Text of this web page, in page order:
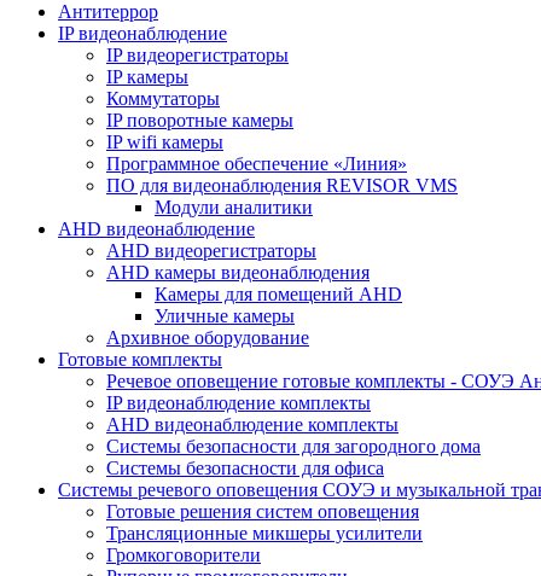
Антитеррор
IP видеонаблюдение
IP видеорегистраторы
IP камеры
Коммутаторы
IP поворотные камеры
IP wifi камеры
Программное обеспечение «Линия»
ПО для видеонаблюдения REVISOR VMS
Модули аналитики
AHD видеонаблюдение
AHD видеорегистраторы
AHD камеры видеонаблюдения
Камеры для помещений AHD
Уличные камеры
Архивное оборудование
Готовые комплекты
Речевое оповещение готовые комплекты - СОУЭ
IP видеонаблюдение комплекты
AHD видеонаблюдение комплекты
Системы безопасности для загородного дома
Системы безопасности для офиса
Системы речевого оповещения СОУЭ и музыкальной
Готовые решения систем оповещения
Трансляционные микшеры усилители
Громкоговорители